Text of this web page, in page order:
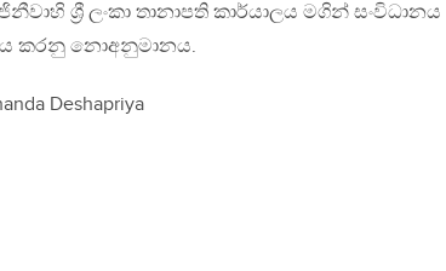
ශ්‍රී ලංකා තානාපති කාර්යාලය මගින් සංවිධානය
කරනු නොඅනුමානය.
Deshapriya